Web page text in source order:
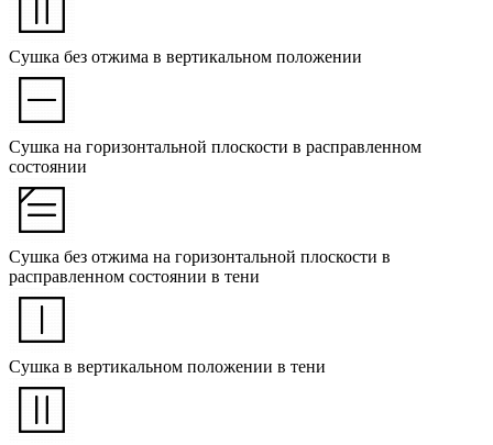
Сушка без отжима в вертикальном положении
Сушка на горизонтальной плоскости в расправленном
состоянии
Сушка без отжима на горизонтальной плоскости в
расправленном состоянии в тени
Сушка в вертикальном положении в тени